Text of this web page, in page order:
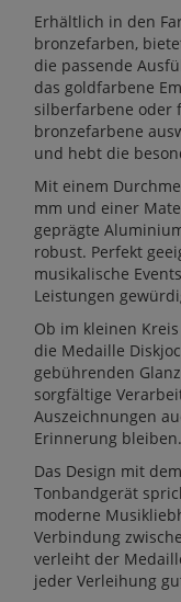
Erhältlich in den
bronzefarben,
die passende
das goldfarbene
silberfarbene oder
bronzefarbene
und hebt die
Mit einem
mm und einer
geprägte
robust. Perfekt
musikalische
Leistungen
Ob im kleinen
die Medaille
gebührenden
sorgfältige
Auszeichnungen
Erinnerung bleiben.
Das Design mit
Tonbandgerät
moderne
Verbindung
verleiht der
jeder Verleihung